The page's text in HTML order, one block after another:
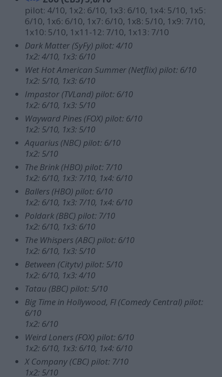
pilot: 4/10, 1x2: 6/10, 1x3: 6/10, 1x4: 5/10, 1x5:
6/10, 1x6: 6/10, 1x7: 6/10, 1x8: 5/10, 1x9: 7/10,
1x10: 5/10, 1x11-12: 7/10, 1x13: 7/10
Dark Matter (SyFy) pilot: 4/10
1x2: 4/10, 1x3: 6/10
Wet Hot American Summer (Netflix) pilot: 6/10
1x2: 5/10, 1x3: 6/10
Impastor (TVLand) pilot: 6/10
1x2: 6/10, 1x3: 5/10
Wayward Pines (FOX) pilot: 6/10
1x2: 5/10, 1x3: 5/10
Aquarius (NBC) pilot: 6/10
1x2: 5/10
The Brink (HBO) pilot: 7/10
1x2: 6/10, 1x3: 7/10, 1x4: 6/10
Ballers (HBO) pilot: 6/10
1x2: 6/10, 1x3: 7/10, 1x4: 6/10
Poldark (BBC) pilot: 7/10
1x2: 6/10, 1x3: 6/10
The Whispers (ABC) pilot: 6/10
1x2: 6/10, 1x3: 5/10
Between (Citytv) pilot: 5/10
1x2: 6/10, 1x3: 4/10
Tatau (BBC) pilot: 5/10
Big Time in Hollywood, Fl (Comedy Central) pilot:
6/10
1x2: 6/10
Weird Loners (FOX) pilot: 6/10
1x2: 6/10, 1x3: 6/10, 1x4: 6/10
X Company (CBC) pilot: 7/10
1x2: 5/10